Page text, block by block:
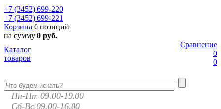
+7 (3452) 699-220
+7 (3452) 699-221
Корзина 0 позиций
на сумму 0 руб.
Сравнение
0
0
Каталог
товаров
Пн-Пт 09.00-19.00
Сб-Вс 09.00-16.00